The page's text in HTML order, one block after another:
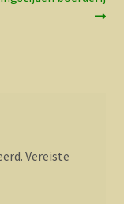
Vereiste